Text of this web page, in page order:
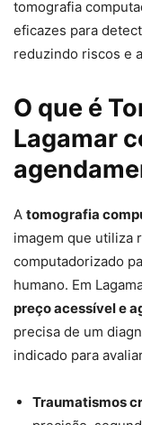
tomografia
eficazes para
reduzindo riscos e
O que é
Lagamar
A tomografia
imagem que utiliza
computadorizado
humano. Em
preço acessível e
precisa de um
indicado para
Traumatismos